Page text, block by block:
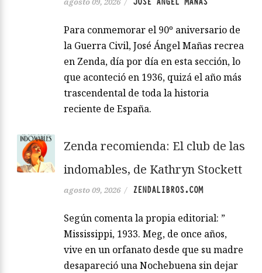
Para conmemorar el 90º aniversario de
la Guerra Civil, José Ángel Mañas recrea
en Zenda, día por día en esta sección, lo
que aconteció en 1936, quizá el año más
trascendental de toda la historia
reciente de España.
Zenda recomienda: El club de las
indomables, de Kathryn Stockett
agosto 09, 2026 / ZENDALIBROS.COM
Según comenta la propia editorial: ”
Mississippi, 1933. Meg, de once años,
vive en un orfanato desde que su madre
desapareció una Nochebuena sin dejar